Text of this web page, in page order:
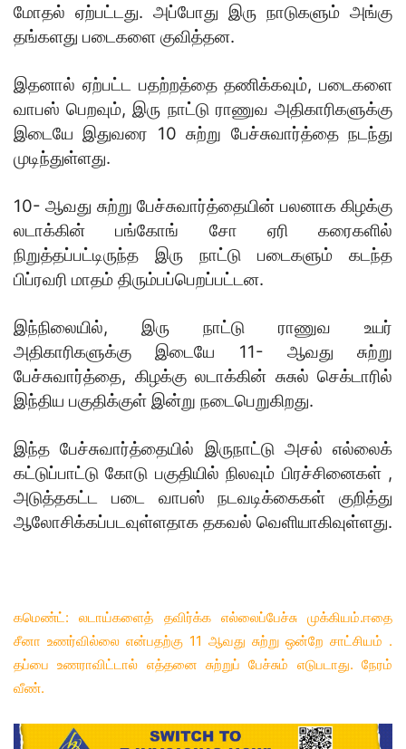
மோதல் ஏற்பட்டது. அப்போது இரு நாடுகளும் அங்கு
தங்களது படைகளை குவித்தன.
இதனால் ஏற்பட்ட பதற்றத்தை தணிக்‍கவும், படைகளை
வாபஸ் பெறவும், இரு நாட்டு ராணுவ அதிகாரிகளுக்கு
இடையே இதுவரை 10 சுற்று பேச்சுவார்த்தை நடந்து
முடிந்துள்ளது.
10- ஆவது சுற்று பேச்சுவார்த்தையின் பலனாக கிழக்கு
லடாக்கின் பங்கோங் சோ ஏரி கரைகளில்
நிறுத்தப்பட்டிருந்த இரு நாட்டு படைகளும் கடந்த
பிப்ரவரி மாதம் திரும்பப்பெறப்பட்டன.
இந்நிலையில், இரு நாட்டு ராணுவ உயர்
அதிகாரிகளுக்கு இடையே 11- ஆவது சுற்று
பேச்சுவார்த்தை, கிழக்கு லடாக்கின் சுசுல் செக்டாரில்
இந்திய பகுதிக்குள் இன்று நடைபெறுகிறது.
இந்த பேச்சுவார்த்தையில் இருநாட்டு அசல் எல்லைக்
கட்டுப்பாட்டு கோடு பகுதியில் நிலவும் பிரச்சினைகள் ,
அடுத்தகட்ட படை வாபஸ் நடவடிக்கைகள் குறித்து
ஆலோசிக்‍கப்படவுள்ளதாக தகவல் வெளியாகிவுள்ளது.
கமெண்ட்: லடாய்களைத் தவிர்க்க எல்லைப்பேச்சு முக்கியம்.ஈதை
சீனா உணர்வில்லை என்பதற்கு 11 ஆவது சுற்று ஒன்றே சாட்சியம் .
தப்பை உணராவிட்டால் எத்தனை சுற்றுப் பேச்சும் எடுபடாது. நேரம்
வீண்.